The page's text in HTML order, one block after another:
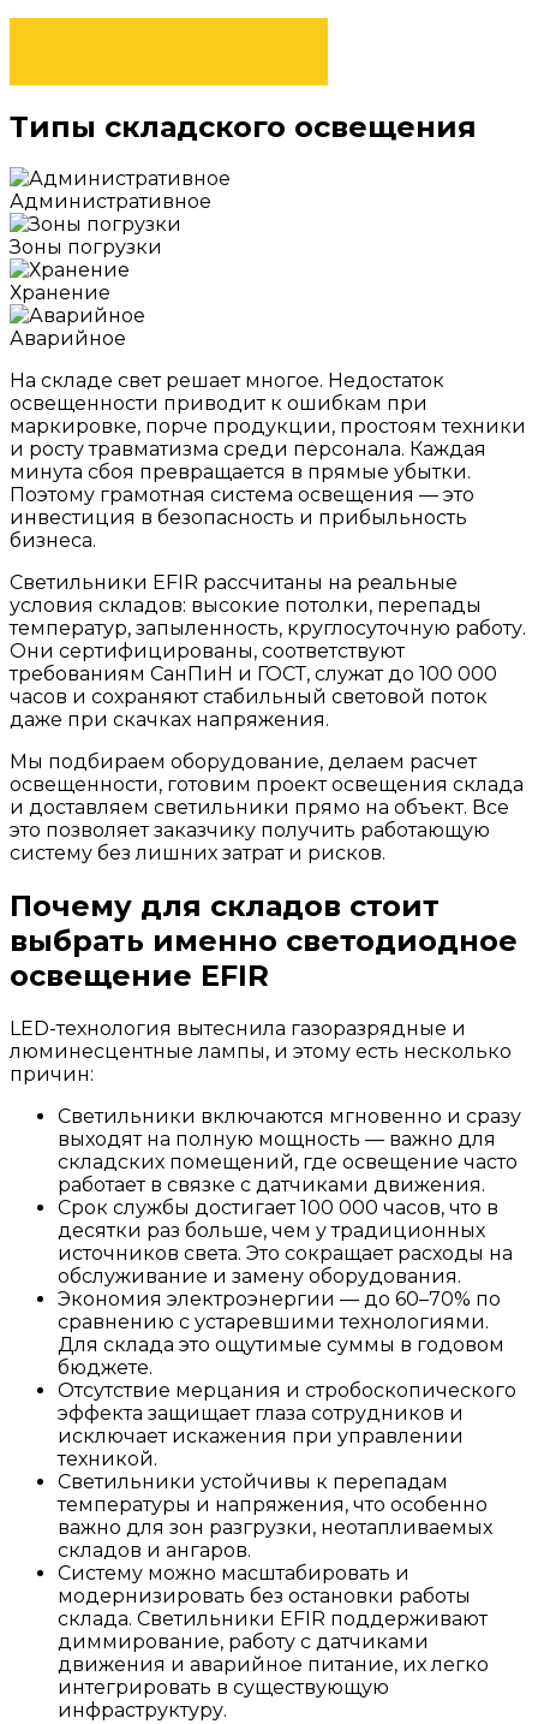
Типы складского освещения
Административное
Зоны погрузки
Хранение
Аварийное
На складе свет решает многое. Недостаток
освещенности приводит к ошибкам при
маркировке, порче продукции, простоям техники
и росту травматизма среди персонала. Каждая
минута сбоя превращается в прямые убытки.
Поэтому грамотная система освещения — это
инвестиция в безопасность и прибыльность
бизнеса.
Светильники EFIR рассчитаны на реальные
условия складов: высокие потолки, перепады
температур, запыленность, круглосуточную работу.
Они сертифицированы, соответствуют
требованиям СанПиН и ГОСТ, служат до 100 000
часов и сохраняют стабильный световой поток
даже при скачках напряжения.
Мы подбираем оборудование, делаем расчет
освещенности, готовим проект освещения склада
и доставляем светильники прямо на объект. Все
это позволяет заказчику получить работающую
систему без лишних затрат и рисков.
Почему для складов стоит
выбрать именно светодиодное
освещение EFIR
LED-технология вытеснила газоразрядные и
люминесцентные лампы, и этому есть несколько
причин:
Светильники включаются мгновенно и сразу
выходят на полную мощность — важно для
складских помещений, где освещение часто
работает в связке с датчиками движения.
Срок службы достигает 100 000 часов, что в
десятки раз больше, чем у традиционных
источников света. Это сокращает расходы на
обслуживание и замену оборудования.
Экономия электроэнергии — до 60–70% по
сравнению с устаревшими технологиями.
Для склада это ощутимые суммы в годовом
бюджете.
Отсутствие мерцания и стробоскопического
эффекта защищает глаза сотрудников и
исключает искажения при управлении
техникой.
Светильники устойчивы к перепадам
температуры и напряжения, что особенно
важно для зон разгрузки, неотапливаемых
складов и ангаров.
Систему можно масштабировать и
модернизировать без остановки работы
склада. Светильники EFIR поддерживают
диммирование, работу с датчиками
движения и аварийное питание, их легко
интегрировать в существующую
инфраструктуру.